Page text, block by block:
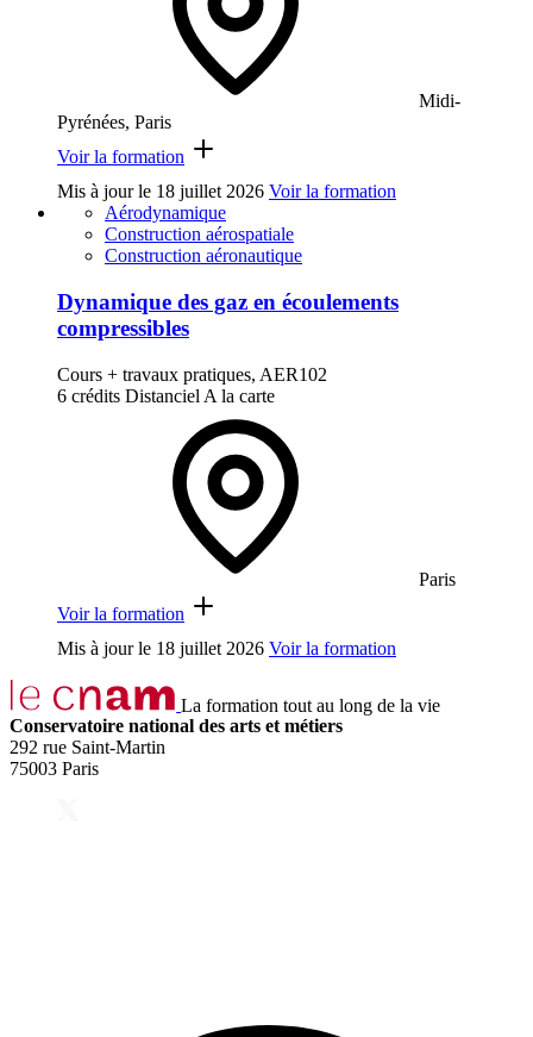
Midi-
Pyrénées, Paris
Voir la formation
Mis à jour le 18 juillet 2026 Voir la formation
Aérodynamique
Construction aérospatiale
Construction aéronautique
Dynamique des gaz en écoulements
compressibles
Cours + travaux pratiques, AER102
6 crédits Distanciel A la carte
Paris
Voir la formation
Mis à jour le 18 juillet 2026 Voir la formation
La formation tout au long de la vie
Conservatoire national des arts et métiers
292 rue Saint-Martin
75003 Paris